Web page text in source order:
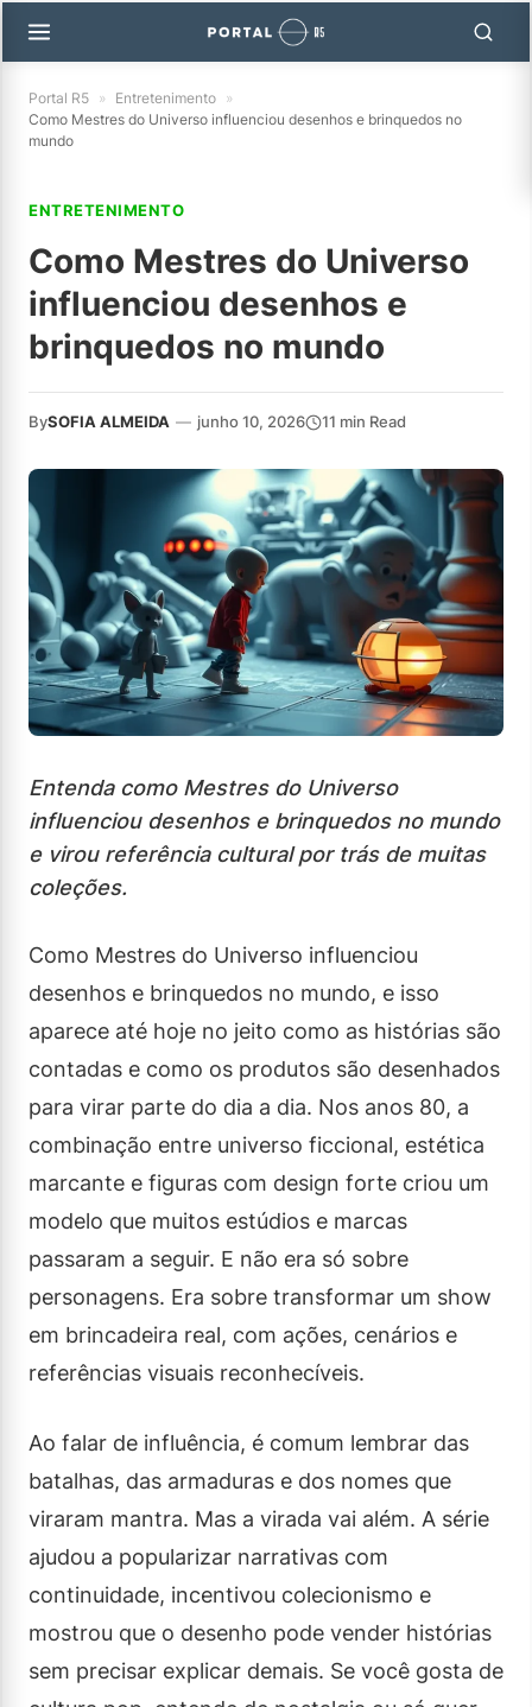
Portal R5 » Entretenimento »
Como Mestres do Universo influenciou desenhos e brinquedos no
mundo
ENTRETENIMENTO
Como Mestres do Universo
influenciou desenhos e
brinquedos no mundo
BySOFIA ALMEIDA — junho 10, 2026 11 min Read
Entenda como Mestres do Universo
influenciou desenhos e brinquedos no mundo
e virou referência cultural por trás de muitas
coleções.
Como Mestres do Universo influenciou
desenhos e brinquedos no mundo, e isso
aparece até hoje no jeito como as histórias são
contadas e como os produtos são desenhados
para virar parte do dia a dia. Nos anos 80, a
combinação entre universo ficcional, estética
marcante e figuras com design forte criou um
modelo que muitos estúdios e marcas
passaram a seguir. E não era só sobre
personagens. Era sobre transformar um show
em brincadeira real, com ações, cenários e
referências visuais reconhecíveis.
Ao falar de influência, é comum lembrar das
batalhas, das armaduras e dos nomes que
viraram mantra. Mas a virada vai além. A série
ajudou a popularizar narrativas com
continuidade, incentivou colecionismo e
mostrou que o desenho pode vender histórias
sem precisar explicar demais. Se você gosta de